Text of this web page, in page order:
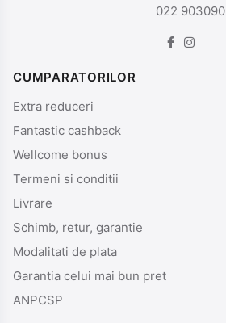
022 903090
CUMPARATORILOR
Extra reduceri
Fantastic cashback
Wellcome bonus
Termeni si conditii
Livrare
Schimb, retur, garantie
Modalitati de plata
Garantia celui mai bun pret
ANPCSP